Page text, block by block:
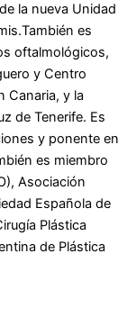
la nueva Unidad
es
oftalmológicos,
y Centro
Canaria, y la
de Tenerife. Es
y ponente en
es miembro
Asociación
Española de
Plástica
de Plástica